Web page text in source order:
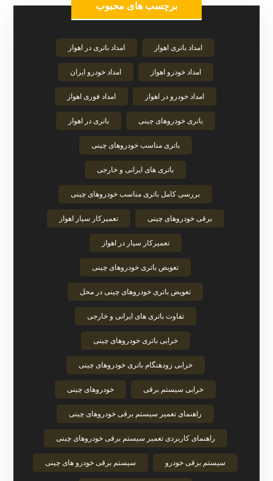
برچسب های محبوب
امداد باتری اهواز امداد باتری در اهواز
امداد خودرو اهواز امداد خودرو ایران
امداد خودرو در اهواز امداد فوری اهواز
باتری خودروهای چینی باتری در اهواز
باتری مناسب خودروهای چینی
باتری های ایرانی و خارجی
بررسی کامل باتری مناسب خودروهای چینی
برقی خودروهای چینی تعمیرکار سیار اهواز
تعمیرکار سیار در اهواز
تعویض باتری خودروهای چینی
تعویض باتری خودروهای چینی در محل
تفاوت باتری های ایرانی و خارجی
خرابی باتری خودروهای چینی
خرابی زودهنگام باتری خودروهای چینی
خرابی سیستم برقی خودروهای چینی
راهنمای تعمیر سیستم برقی خودروهای چینی
راهنمای کاربردی تعمیر سیستم برقی خودروهای چینی
سیستم برقی خودرو سیستم برقی خودرو های چینی